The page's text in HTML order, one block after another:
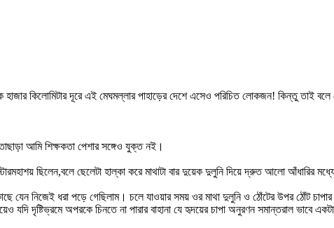
কিলোমিটার দূরে এই মেঘমল্লার পাহাড়ের দেশে এসেও পরিচিত লোকজন! কিন্তু তাই বলে
আমি শিক্ষকতা পেশার সঙ্গেও যুক্ত নই।
ছিলেন,বলে ছেলেটা হাল্কা করে মাথাটা বার দুয়েক দুলুনি দিয়ে দ্রুত আলো আঁধারির
যেন নিজেই ধরা পড়ে গেছিলাম। চলে যাওয়ার সময় ওর মাথা দুলুনি ও ঠোঁটের উপর ঠোঁট
যদি দৃষ্টিভ্রমে অপরকে চিনতে না পারার বাহানা যে হৃদয়ের চাপা অনুরণন সমান্তরাল ভাবে